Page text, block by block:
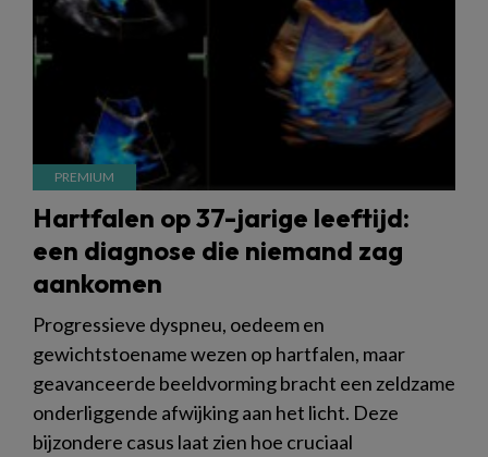
Hartfalen op 37-jarige leeftijd:
een diagnose die niemand zag
aankomen
Progressieve dyspneu, oedeem en
gewichtstoename wezen op hartfalen, maar
geavanceerde beeldvorming bracht een zeldzame
onderliggende afwijking aan het licht. Deze
bijzondere casus laat zien hoe cruciaal